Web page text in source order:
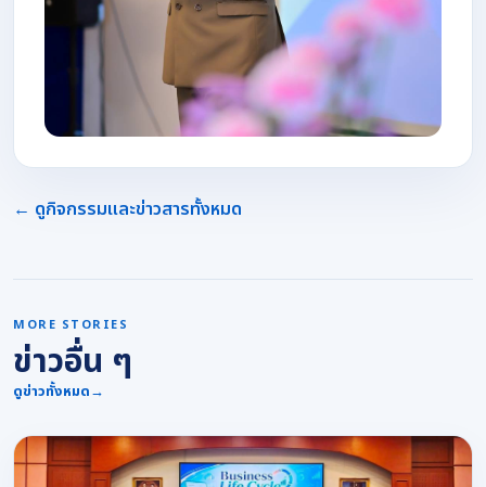
← ดูกิจกรรมและข่าวสารทั้งหมด
MORE STORIES
ข่าวอื่น ๆ
ดูข่าวทั้งหมด→